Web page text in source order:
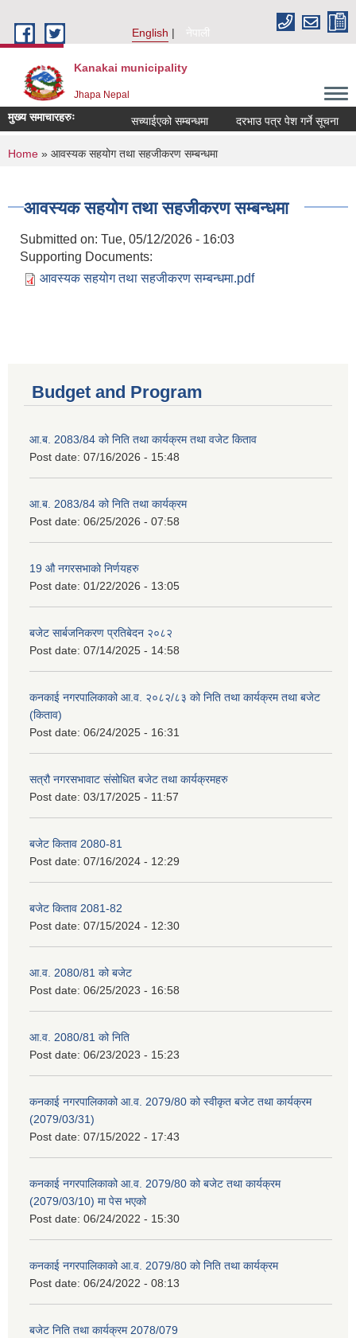
English
नेपाली
Kanakai municipality
Jhapa Nepal
मुख्य समाचारहरुः सच्याईएको सम्बन्धमा दरभाउ पत्र पेश गर्ने सूचना
You are here
Home » आवस्यक सहयोग तथा सहजीकरण सम्बन्धमा
आवस्यक सहयोग तथा सहजीकरण सम्बन्धमा
Submitted on: Tue, 05/12/2026 - 16:03
Supporting Documents:
आवस्यक सहयोग तथा सहजीकरण सम्बन्धमा.pdf
Budget and Program
आ.ब. 2083/84 को निति तथा कार्यक्रम तथा वजेट किताव
Post date: 07/16/2026 - 15:48
आ.ब. 2083/84 को निति तथा कार्यक्रम
Post date: 06/25/2026 - 07:58
19 औ नगरसभाको निर्णयहरु
Post date: 01/22/2026 - 13:05
बजेट सार्बजनिकरण प्रतिबेदन २०८२
Post date: 07/14/2025 - 14:58
कनकाई नगरपालिकाको आ.व. २०८२/८३ को निति तथा कार्यक्रम तथा बजेट
(किताव)
Post date: 06/24/2025 - 16:31
सत्रौ नगरसभावाट संसोधित बजेट तथा कार्यक्रमहरु
Post date: 03/17/2025 - 11:57
बजेट किताव 2080-81
Post date: 07/16/2024 - 12:29
बजेट किताव 2081-82
Post date: 07/15/2024 - 12:30
आ.व. 2080/81 को बजेट
Post date: 06/25/2023 - 16:58
आ.व. 2080/81 को निति
Post date: 06/23/2023 - 15:23
कनकाई नगरपालिकाको आ.व. 2079/80 को स्वीकृत बजेट तथा कार्यक्रम
(2079/03/31)
Post date: 07/15/2022 - 17:43
कनकाई नगरपालिकाको आ.व. 2079/80 को बजेट तथा कार्यक्रम
(2079/03/10) मा पेस भएको
Post date: 06/24/2022 - 15:30
कनकाई नगरपालिकाको आ.व. 2079/80 को निति तथा कार्यक्रम
Post date: 06/24/2022 - 08:13
बजेट निति तथा कार्यक्रम 2078/079